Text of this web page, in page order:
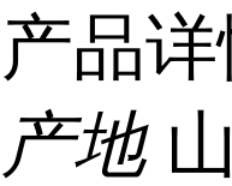
产品
产地